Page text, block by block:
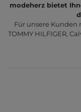
modeherz bietet
Für unsere Kunden
TOMMY HILFIGER,